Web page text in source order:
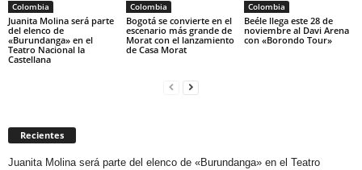
Colombia
Juanita Molina será parte
del elenco de
«Burundanga» en el
Teatro Nacional la
Castellana
Colombia
Bogotá se convierte en el
escenario más grande de
Morat con el lanzamiento
de Casa Morat
Colombia
Beéle llega este 28 de
noviembre al Davi Arena
con «Borondo Tour»
Recientes
Juanita Molina será parte del elenco de «Burundanga» en el Teatro